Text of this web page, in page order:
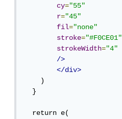
cy="55"
r="45"
fil="none"
stroke="#F0CE01"
strokeWidth="4"
/>
</div>
)
}
return e(